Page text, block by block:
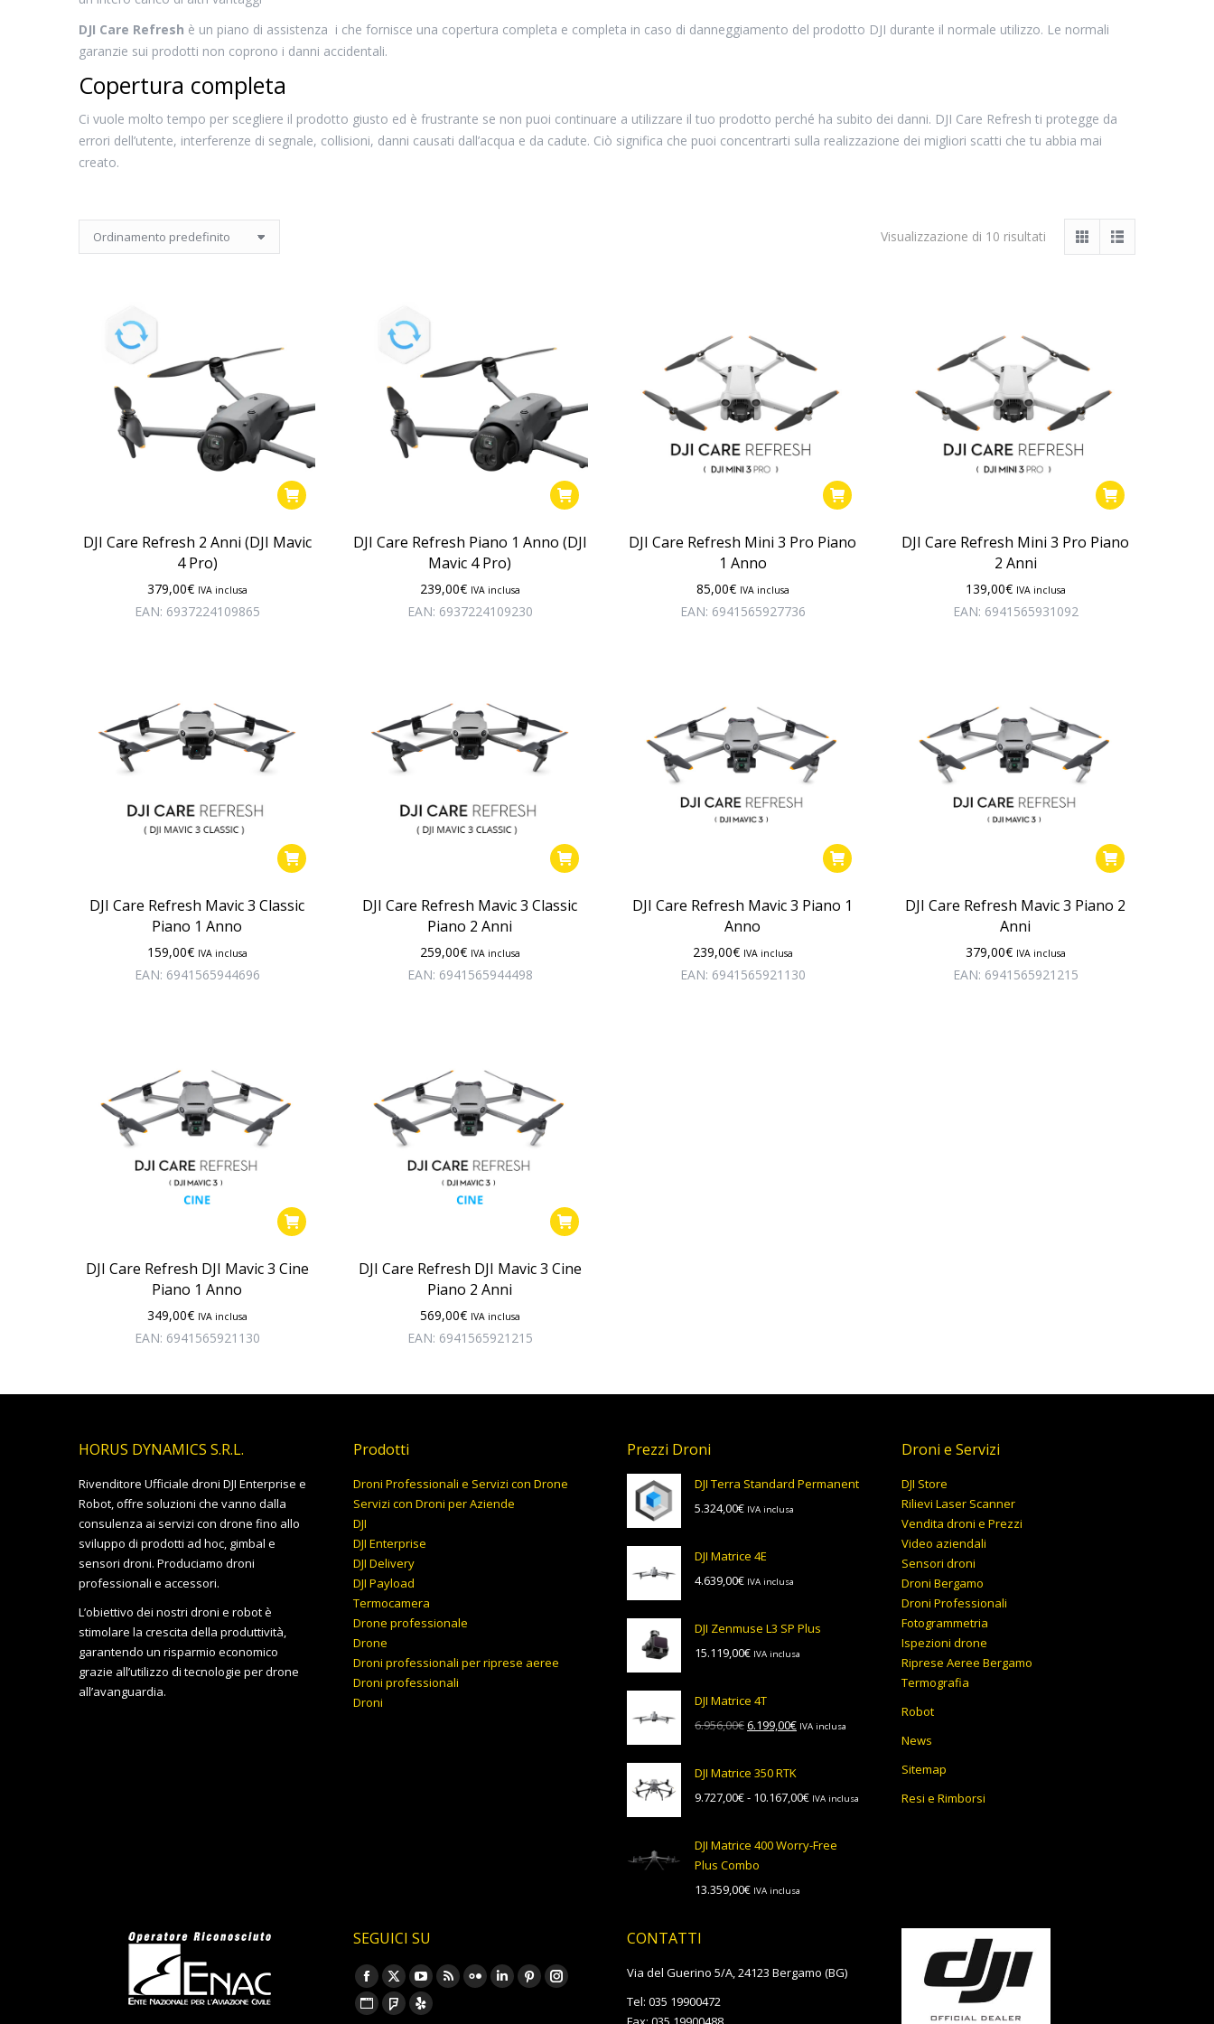
DJI Care Refresh è un piano di assistenza i che fornisce una copertura completa e completa in caso di danneggiamento del prodotto DJI durante il normale utilizzo. Le normali
garanzie sui prodotti non coprono i danni accidentali.
Copertura completa
Ci vuole molto tempo per scegliere il prodotto giusto ed è frustrante se non puoi continuare a utilizzare il tuo prodotto perché ha subito dei danni. DJI Care Refresh ti protegge da
errori dell’utente, interferenze di segnale, collisioni, danni causati dall’acqua e da cadute. Ciò significa che puoi concentrarti sulla realizzazione dei migliori scatti che tu abbia mai
creato.
Visualizzazione di 10 risultati
DJI Care Refresh 2 Anni (DJI Mavic
4 Pro)
379,00€ IVA inclusa
EAN: 6937224109865
DJI Care Refresh Piano 1 Anno (DJI
Mavic 4 Pro)
239,00€ IVA inclusa
EAN: 6937224109230
DJI Care Refresh Mini 3 Pro Piano
1 Anno
85,00€ IVA inclusa
EAN: 6941565927736
DJI Care Refresh Mini 3 Pro Piano
2 Anni
139,00€ IVA inclusa
EAN: 6941565931092
DJI Care Refresh Mavic 3 Classic
Piano 1 Anno
159,00€ IVA inclusa
EAN: 6941565944696
DJI Care Refresh Mavic 3 Classic
Piano 2 Anni
259,00€ IVA inclusa
EAN: 6941565944498
DJI Care Refresh Mavic 3 Piano 1
Anno
239,00€ IVA inclusa
EAN: 6941565921130
DJI Care Refresh Mavic 3 Piano 2
Anni
379,00€ IVA inclusa
EAN: 6941565921215
DJI Care Refresh DJI Mavic 3 Cine
Piano 1 Anno
349,00€ IVA inclusa
EAN: 6941565921130
DJI Care Refresh DJI Mavic 3 Cine
Piano 2 Anni
569,00€ IVA inclusa
EAN: 6941565921215
HORUS DYNAMICS S.R.L.
Rivenditore Ufficiale droni DJI Enterprise e
Robot, offre soluzioni che vanno dalla
consulenza ai servizi con drone fino allo
sviluppo di prodotti ad hoc, gimbal e
sensori droni. Produciamo droni
professionali e accessori.
L’obiettivo dei nostri droni e robot è
stimolare la crescita della produttività,
garantendo un risparmio economico
grazie all’utilizzo di tecnologie per drone
all’avanguardia.
Prodotti
Droni Professionali e Servizi con Drone
Servizi con Droni per Aziende
DJI
DJI Enterprise
DJI Delivery
DJI Payload
Termocamera
Drone professionale
Drone
Droni professionali per riprese aeree
Droni professionali
Droni
Prezzi Droni
DJI Terra Standard Permanent
5.324,00€ IVA inclusa
DJI Matrice 4E
4.639,00€ IVA inclusa
DJI Zenmuse L3 SP Plus
15.119,00€ IVA inclusa
DJI Matrice 4T
6.956,00€Il
6.956,00€.
6.199,00€Il
6.199,00€.
IVA inclusa
DJI Matrice 350 RTK
9.727,00€- 10.167,00€Fascia
IVA inclusa
DJI Matrice 400 Worry-Free
Plus Combo
13.359,00€ IVA inclusa
Droni e Servizi
DJI Store
Rilievi Laser Scanner
Vendita droni e Prezzi
Video aziendali
Sensori droni
Droni Bergamo
Droni Professionali
Fotogrammetria
Ispezioni drone
Riprese Aeree Bergamo
Termografia
Robot
News
Sitemap
Resi e Rimborsi
SEGUICI SU
Ci puoi trovare su:
Facebook
page
X
page
YouTube
page
Rss FlickrLinkedinPinterestInstagram
Sito Foursquare
Yelp
CONTATTI
Via del Guerino 5/A, 24123 Bergamo (BG)
Tel: 035 19900472